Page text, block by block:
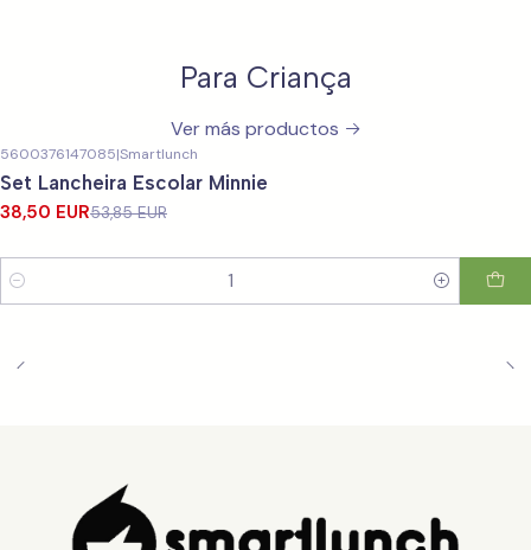
Para Criança
Ver más productos
5600376147085|Smartlunch
Set Lancheira Escolar Minnie
38,50 EUR53,85 EUR
Cantidad